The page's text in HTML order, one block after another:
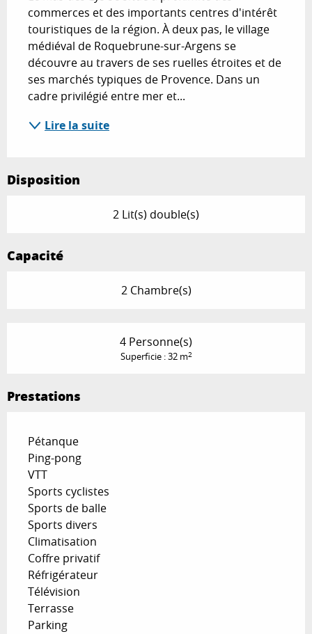
commerces et des importants centres d'intérêt
touristiques de la région. À deux pas, le village
médiéval de Roquebrune-sur-Argens se
découvre au travers de ses ruelles étroites et de
ses marchés typiques de Provence. Dans un
cadre privilégié entre mer et...
Lire la suite
Disposition
2 Lit(s) double(s)
Capacité
2 Chambre(s)
4 Personne(s)
Superficie : 32 m2
Prestations
Pétanque
Ping-pong
VTT
Sports cyclistes
Sports de balle
Sports divers
Climatisation
Coffre privatif
Réfrigérateur
Télévision
Terrasse
Parking